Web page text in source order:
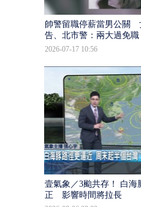
帥警留職停薪當男公關
告、北市警：兩大過免職
2026-07-17 10:56
壹氣象／3颱共存！ 白海
正 影響時間將拉長